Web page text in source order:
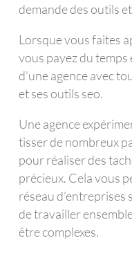
demande des outils
Lorsque vous faites
vous payez du
d’une agence avec
et ses outils seo.
Une agence
tisser de nombreux
pour réaliser des
précieux. Cela vous
réseau d’entreprises
de travailler
être complexes.